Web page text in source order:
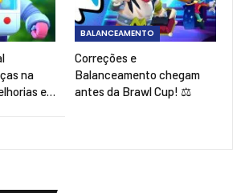
na
e…
BALANCEAMENTO
Correções e
Balanceamento chegam
antes da Brawl Cup! ⚖️